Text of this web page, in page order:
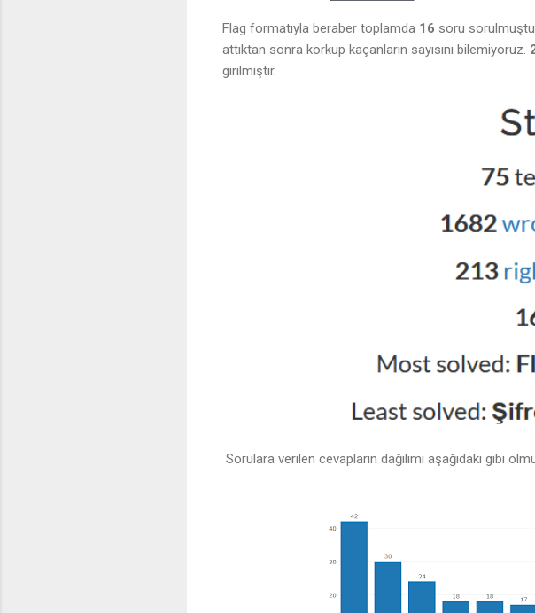
Flag formatıyla beraber toplamda 16 soru
attıktan sonra korkup kaçanların sayısını bilemiyoruz.
girilmiştir.
Sorulara verilen cevapların dağılımı aşağıdaki gibi